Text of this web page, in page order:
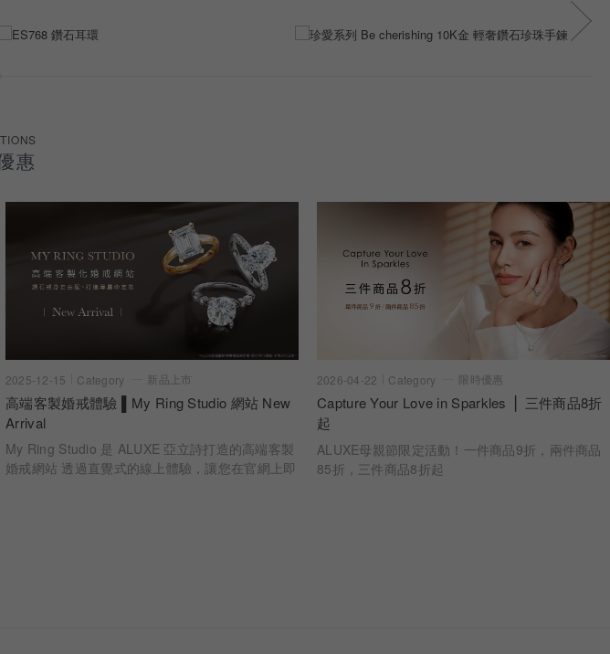
惠
2025-12-15 Category 新品上市
高端客製婚戒體驗 ▌My Ring Studio 網站 New
Arrival
My Ring Studio 是 ALUXE 亞立詩打造的高端客製
婚戒網站 透過直覺式的線上體驗，讓您在官網上即
2026-04-22 Category 限時優惠
Capture Your Love in Sparkles ⎪ 三件商品8折
起
ALUXE母親節限定活動！一件商品9折，兩件商品
85折，三件商品8折起